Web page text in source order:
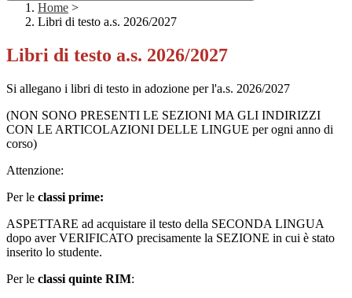
Home >
Libri di testo a.s. 2026/2027
Libri di testo a.s. 2026/2027
Si allegano i libri di testo in adozione per l'a.s. 2026/2027
(NON SONO PRESENTI LE SEZIONI MA GLI INDIRIZZI
CON LE ARTICOLAZIONI DELLE LINGUE per ogni anno di
corso)
Attenzione:
Per le classi prime:
ASPETTARE ad acquistare il testo della SECONDA LINGUA
dopo aver VERIFICATO precisamente la SEZIONE in cui è stato
inserito lo studente.
Per le classi quinte RIM: